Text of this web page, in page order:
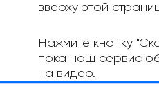
вверху этой
Нажмите кнопку
пока наш сервис
на видео.